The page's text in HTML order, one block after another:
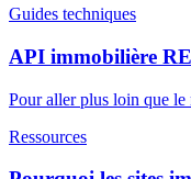
Guides techniques
API immobilière
Pour aller plus loin que le
Ressources